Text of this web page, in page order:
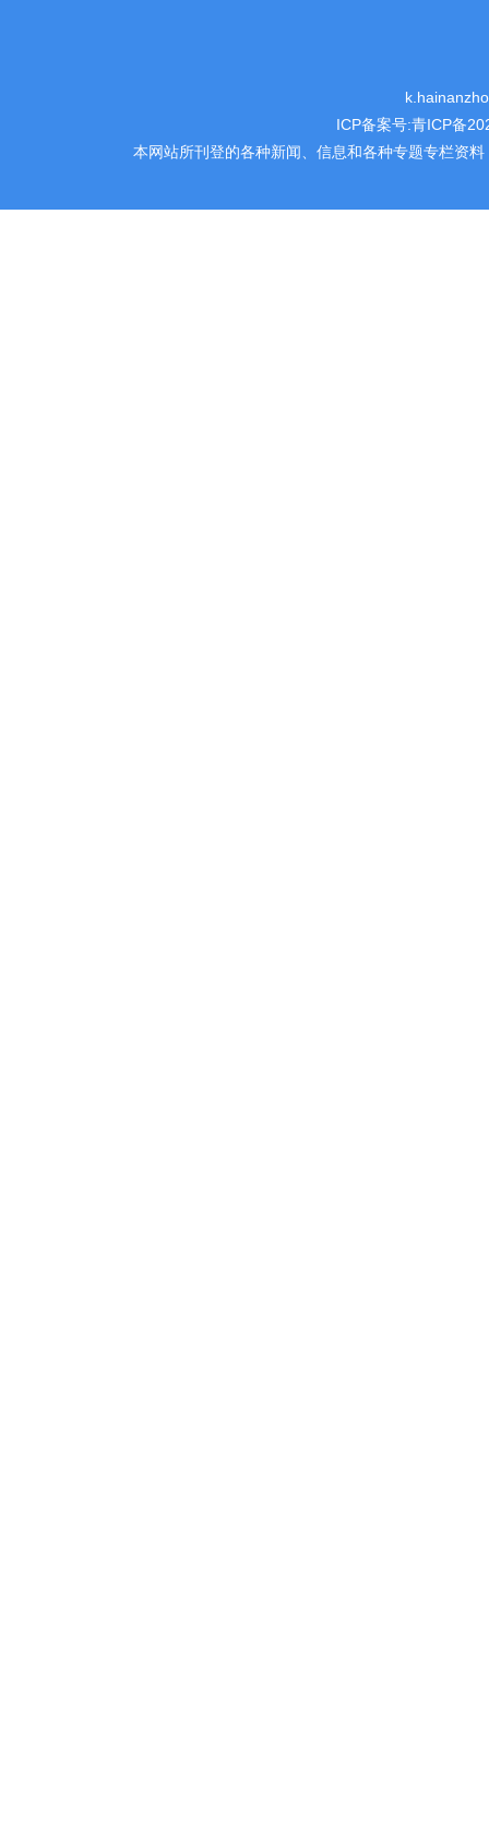
ICP备案号:青ICP备
本网站所刊登的各种新闻、信息和各种专题专栏资